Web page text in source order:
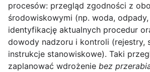
procesów: przegląd zgodności z
środowiskowymi (np. woda, odpady,
identyfikację aktualnych procedur
dowody nadzoru i kontroli (rejestry,
instrukcje stanowiskowe). Taki
zaplanować wdrożenie bez